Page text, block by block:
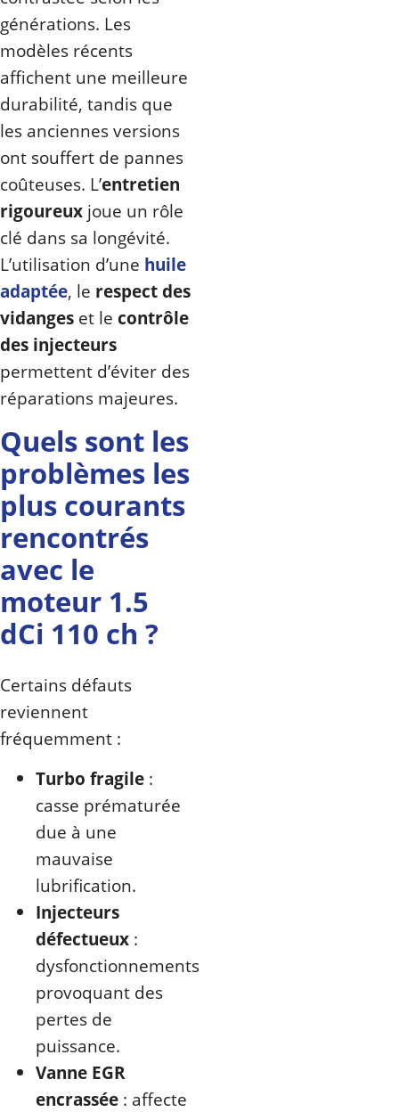
générations. Les
modèles récents
affichent une meilleure
durabilité, tandis que
les anciennes versions
ont souffert de pannes
coûteuses. L’entretien
rigoureux joue un rôle
clé dans sa longévité.
L’utilisation d’une huile
adaptée, le respect des
vidanges et le contrôle
des injecteurs
permettent d’éviter des
réparations majeures.
Quels sont les
problèmes les
plus courants
rencontrés
avec le
moteur 1.5
dCi 110 ch ?
Certains défauts
reviennent
fréquemment :
Turbo fragile :
casse prématurée
due à une
mauvaise
lubrification.
Injecteurs
défectueux :
dysfonctionnements
provoquant des
pertes de
puissance.
Vanne EGR
encrassée : affecte